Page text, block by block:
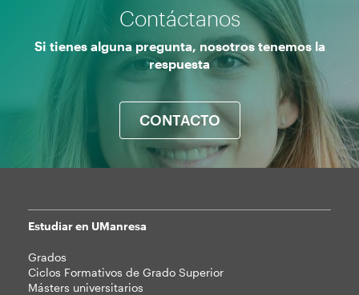
Contáctanos
Si tienes alguna pregunta, nosotros tenemos la
respuesta
CONTACTO
Mapa
web
Estudiar en UManresa
Grados
Ciclos Formativos de Grado Superior
Másters universitarios